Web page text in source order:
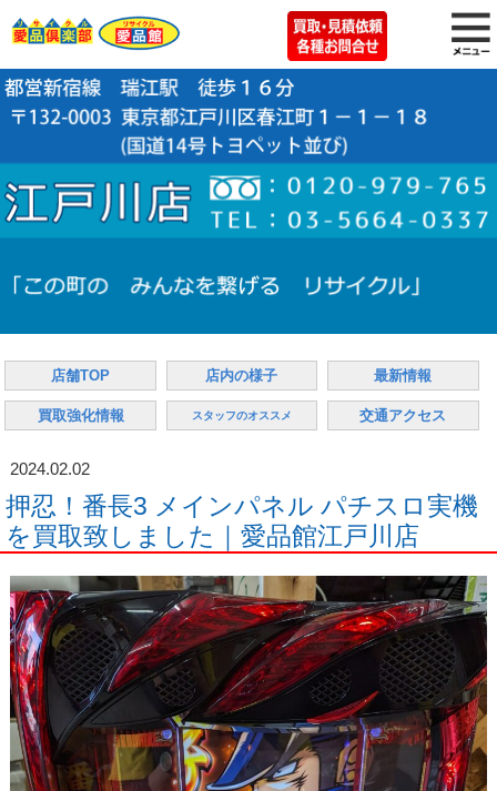
店舗TOP 店内の様子 最新情報
買取強化情報 スタッフのオススメ 交通アクセス
2024.02.02
押忍！番長3 メインパネル パチスロ実機
を買取致しました｜愛品館江戸川店